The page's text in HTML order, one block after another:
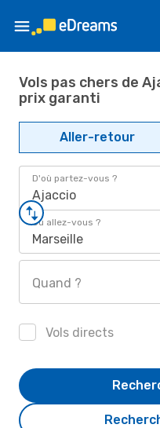
Vols pas chers de
prix garanti
Aller-retour
D'où partez-vous ?
Ajaccio
Où allez-vous ?
Marseille
Quand ?
Vols directs